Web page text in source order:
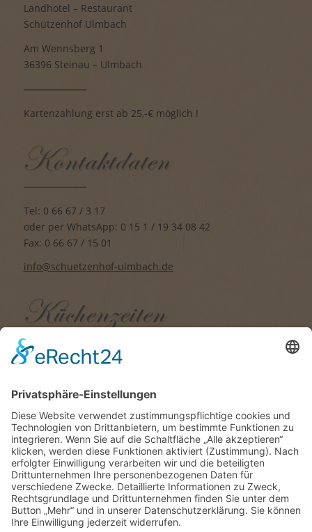
Landhotel – Restaurant
Schützenhof Ulmbach
Am Wennsberg 1
36396 Steinau – Ulmbach
Kartenzahlung erst ab 25,-€ möglich !
Tel: 0 66 67 / 3 17
oder per WhatsApp: 0 15 1 / 19 34 08 42
Fax: 0 66 67 / 15 01
info@schuetzenhof-ulmbach.de
Di. bis Sa.: 17.00 Uhr – 21.00 Uhr
So.: 11.00 Uhr – 14.00 Uhr und
17.00 Uhr – 20.00 Uhr
Änderungen vorbehalten
Einzelzimmer